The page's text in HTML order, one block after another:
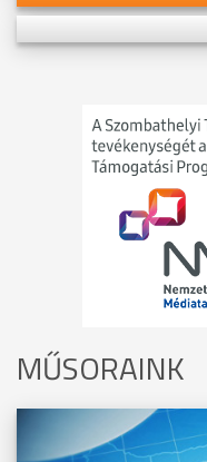
MŰSORAINK